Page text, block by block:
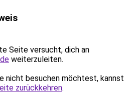
Seite versucht, dich an
weiterzuleiten.
nicht besuchen möchtest, kannst
zurückkehren.